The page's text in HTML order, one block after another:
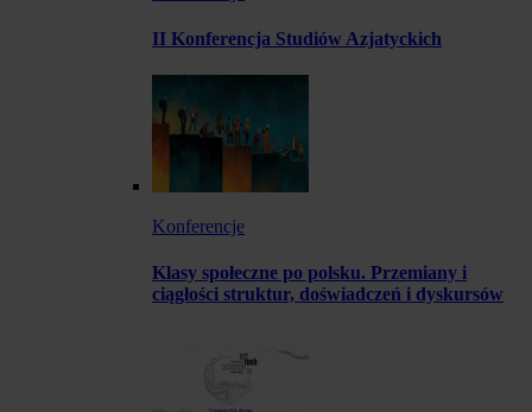
II Konferencja Studiów Azjatyckich
Konferencje
Klasy społeczne po polsku. Przemiany i
ciągłości struktur, doświadczeń i dyskursów